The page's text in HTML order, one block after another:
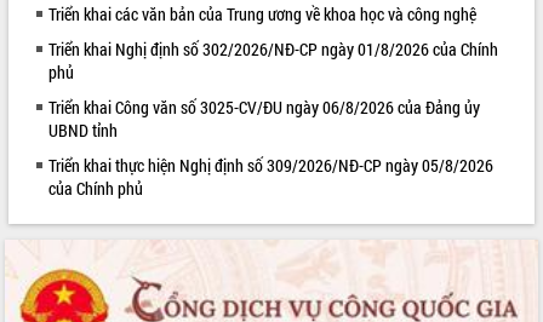
Trailer Lễ hội Sầu riêng Đắk Lắk năm
2026
Khám bệnh, cấp phát thuốc miễn phí
và tặng quà người dân xã Cư Pui
Hội nghị UBND tỉnh Đắk Lắk thường kỳ
tháng 7/2026
Nam Anh hùng” và trao Huân chương
Lao động
UBND tỉnh Đắk Lắk triển khai nhiệm
ALBUM ẢNH
Triển khai các văn bản của Trung ương về khoa học và công nghệ
Triển khai Nghị định số 302/2026/NĐ-CP ngày 01/8/2026 của Chính
phủ
Triển khai Công văn số 3025-CV/ĐU ngày 06/8/2026 của Đảng ủy
UBND tỉnh
Triển khai thực hiện Nghị định số 309/2026/NĐ-CP ngày 05/8/2026
của Chính phủ